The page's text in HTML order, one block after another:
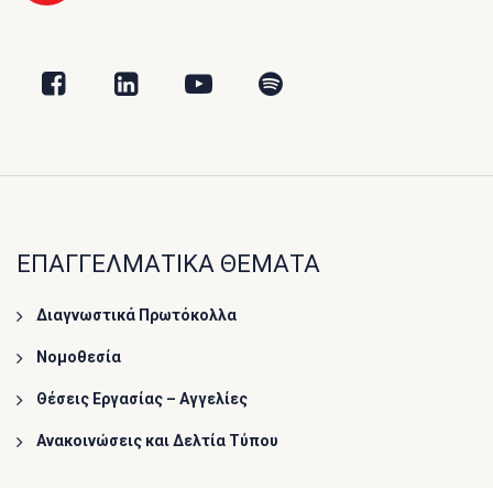
ΕΠΑΓΓΕΛΜΑΤΙΚΑ ΘΕΜΑΤΑ
Διαγνωστικά Πρωτόκολλα
Νομοθεσία
Θέσεις Εργασίας – Αγγελίες
Ανακοινώσεις και Δελτία Τύπου